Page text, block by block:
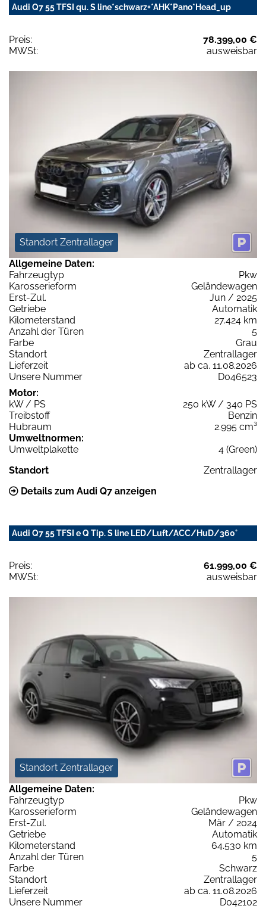
Audi Q7 55 TFSI qu. S line*schwarz+*AHK*Pano*Head_up
Preis:
78.399,00 €
MWSt:
ausweisbar
Standort Zentrallager
Allgemeine Daten:
Fahrzeugtyp
Pkw
Karosserieform
Geländewagen
Erst-Zul.
Jun / 2025
Getriebe
Automatik
Kilometerstand
27.424 km
Anzahl der Türen
5
Farbe
Grau
Standort
Zentrallager
Lieferzeit
ab ca. 11.08.2026
Unsere Nummer
D046523
Motor:
kW / PS
250 kW / 340 PS
Treibstoff
Benzin
Hubraum
2.995 cm³
Umweltnormen:
Umweltplakette
4 (Green)
Standort
Zentrallager
Details zum Audi Q7 anzeigen
Audi Q7 55 TFSI e Q Tip. S line LED/Luft/ACC/HuD/360°
Preis:
61.999,00 €
MWSt:
ausweisbar
Standort Zentrallager
Allgemeine Daten:
Fahrzeugtyp
Pkw
Karosserieform
Geländewagen
Erst-Zul.
Mär / 2024
Getriebe
Automatik
Kilometerstand
64.530 km
Anzahl der Türen
5
Farbe
Schwarz
Standort
Zentrallager
Lieferzeit
ab ca. 11.08.2026
Unsere Nummer
D042102